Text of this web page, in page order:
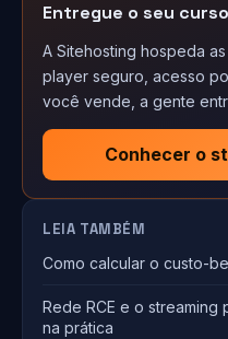
Entregue o seu
A Sitehosting hospeda
player seguro, acesso
você vende, a gente
Conhecer o
LEIA TAMBÉM
Como calcular o custo-
Rede RCE e o streaming
na prática